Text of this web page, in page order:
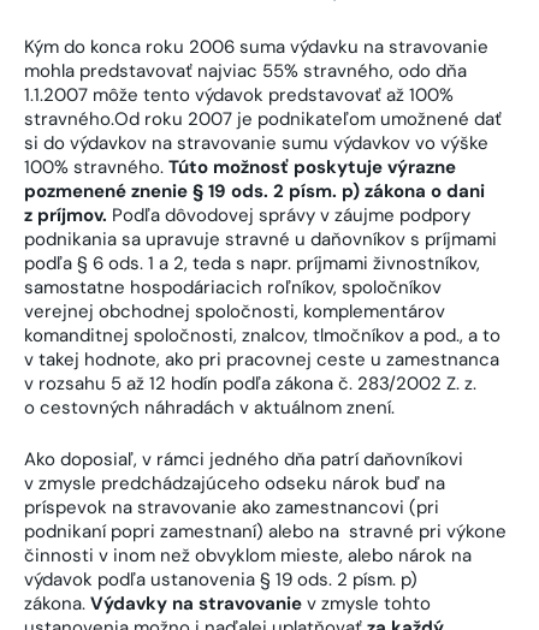
Kým do konca roku 2006 suma výdavku na stravovanie
mohla predstavovať najviac 55% stravného, odo dňa
1.1.2007 môže tento výdavok predstavovať až 100%
stravného.Od roku 2007 je podnikateľom umožnené dať
si do výdavkov na stravovanie sumu výdavkov vo výške
100% stravného. Túto možnosť poskytuje výrazne
pozmenené znenie § 19 ods. 2 písm. p) zákona o dani
z príjmov. Podľa dôvodovej správy v záujme podpory
podnikania sa upravuje stravné u daňovníkov s príjmami
podľa § 6 ods. 1 a 2, teda s napr. príjmami živnostníkov,
samostatne hospodáriacich roľníkov, spoločníkov
verejnej obchodnej spoločnosti, komplementárov
komanditnej spoločnosti, znalcov, tlmočníkov a pod., a to
v takej hodnote, ako pri pracovnej ceste u zamestnanca
v rozsahu 5 až 12 hodín podľa zákona č. 283/2002 Z. z.
o cestovných náhradách v aktuálnom znení.
Ako doposiaľ, v rámci jedného dňa patrí daňovníkovi
v zmysle predchádzajúceho odseku nárok buď na
príspevok na stravovanie ako zamestnancovi (pri
podnikaní popri zamestnaní) alebo na stravné pri výkone
činnosti v inom než obvyklom mieste, alebo nárok na
výdavok podľa ustanovenia § 19 ods. 2 písm. p)
zákona. Výdavky na stravovanie v zmysle tohto